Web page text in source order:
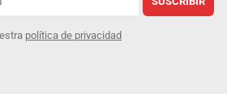
política de privacidad